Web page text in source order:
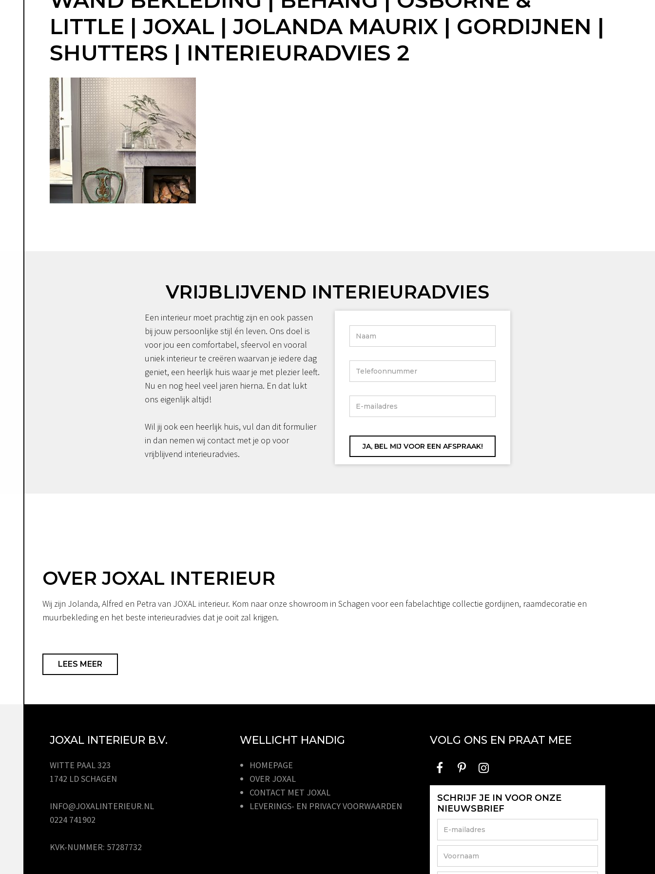
LITTLE | JOXAL | JOLANDA MAURIX | GORDIJNEN |
SHUTTERS | INTERIEURADVIES 2
VRIJBLIJVEND INTERIEURADVIES
Een interieur moet prachtig zijn en ook passen
bij jouw persoonlijke stijl én leven. Ons doel is
voor jou een comfortabel, sfeervol en vooral
uniek interieur te creëren waarvan je iedere dag
geniet, een heerlijk huis waar je met plezier leeft.
Nu en nog heel veel jaren hierna. En dat lukt
ons eigenlijk altijd!
Wil jij ook een heerlijk huis, vul dan dit formulier
in dan nemen wij contact met je op voor
vrijblijvend interieuradvies.
OVER JOXAL INTERIEUR
Wij zijn Jolanda, Alfred en Petra van JOXAL interieur. Kom naar onze showroom in Schagen voor een fabelachtige collectie gordijnen, raamdecoratie en
muurbekleding en het beste interieuradvies dat je ooit zal krijgen.
LEES MEER
JOXAL INTERIEUR B.V.
WITTE PAAL 323
1742 LD SCHAGEN
INFO@JOXALINTERIEUR.NL
0224 741902
KVK-NUMMER: 57287732
WELLICHT HANDIG
HOMEPAGE
OVER JOXAL
CONTACT MET JOXAL
LEVERINGS- EN PRIVACY VOORWAARDEN
VOLG ONS EN PRAAT MEE
SCHRIJF JE IN VOOR ONZE
NIEUWSBRIEF